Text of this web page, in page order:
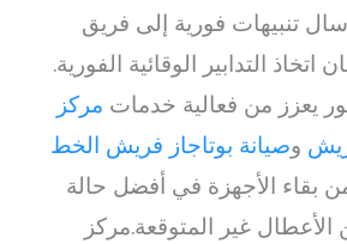
تنبيهات فورية إلى فريق
التدابير الوقائية الفورية.
يعزز من فعالية خدمات مركز
وصيانة بوتاجاز فريش الخط
بقاء الأجهزة في أفضل حالة
غير المتوقعة.مركز